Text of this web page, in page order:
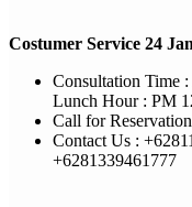
Costumer Service 24
Consultation Time
Lunch Hour : PM
Call for
Contact Us :
+6281339461777